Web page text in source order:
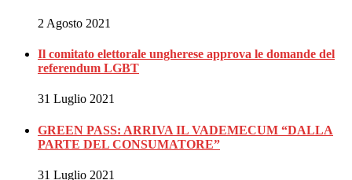
2 Agosto 2021
Il comitato elettorale ungherese approva le domande del
referendum LGBT
31 Luglio 2021
GREEN PASS: ARRIVA IL VADEMECUM “DALLA
PARTE DEL CONSUMATORE”
31 Luglio 2021